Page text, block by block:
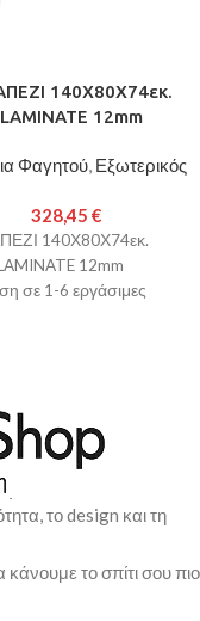
140Χ80Χ74εκ.
12mm
Φαγητού, Εξωτερικός
328,45 €
140Χ80Χ74εκ.
12mm
σε 1-6 εργάσιμες
το design και τη
το σπίτι σου πιο